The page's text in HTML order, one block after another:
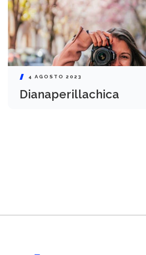
4 AGOSTO 2023
Dianaperillachica